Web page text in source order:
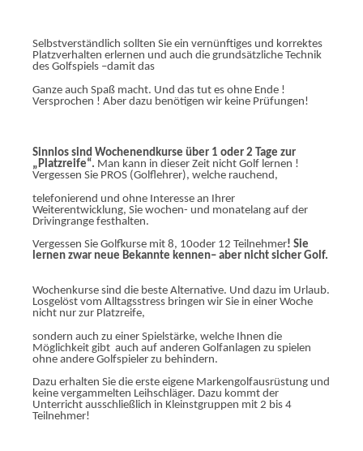
Selbstverständlich sollten Sie ein vernünftiges und korrektes
Platzverhalten erlernen und auch die grundsätzliche Technik
des Golfspiels –damit das
Ganze auch Spaß macht. Und das tut es ohne Ende !
Versprochen ! Aber dazu benötigen wir keine Prüfungen!
Sinnlos sind Wochenendkurse über 1 oder 2 Tage zur
„Platzreife“. Man kann in dieser Zeit nicht Golf lernen !
Vergessen Sie PROS (Golflehrer), welche rauchend,
telefonierend und ohne Interesse an Ihrer
Weiterentwicklung, Sie wochen- und monatelang auf der
Drivingrange festhalten.
Vergessen Sie Golfkurse mit 8, 10oder 12 Teilnehmer! Sie
lernen zwar neue Bekannte kennen– aber nicht sicher Golf.
Wochenkurse sind die beste Alternative. Und dazu im Urlaub.
Losgelöst vom Alltagsstress bringen wir Sie in einer Woche
nicht nur zur Platzreife,
sondern auch zu einer Spielstärke, welche Ihnen die
Möglichkeit gibt auch auf anderen Golfanlagen zu spielen
ohne andere Golfspieler zu behindern.
Dazu erhalten Sie die erste eigene Markengolfausrüstung und
keine vergammelten Leihschläger. Dazu kommt der
Unterricht ausschließlich in Kleinstgruppen mit 2 bis 4
Teilnehmer!